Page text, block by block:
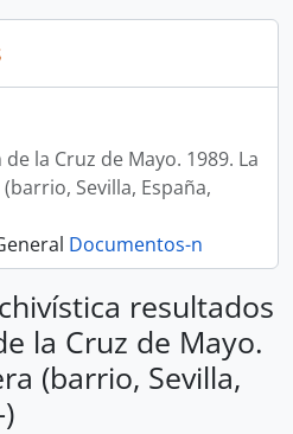
la Cruz de Mayo. 1989. La
Sevilla, España,
Documentos-n
resultados
la Cruz de Mayo.
(barrio, Sevilla,